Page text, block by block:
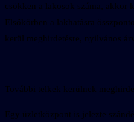
csökken a lakosok száma, akkor
Elsőkörben a lakhatásra
kerül meghirdetésre, nyilvános
További telkek kerülnek
Egy üzletközpont is jelezte